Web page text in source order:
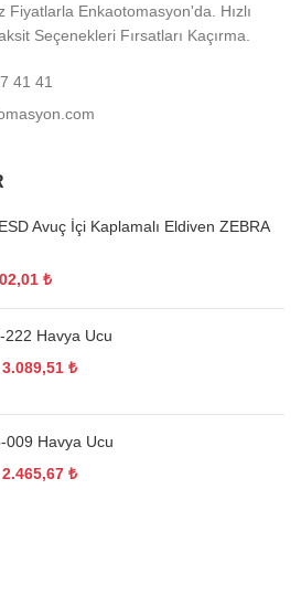
Fiyatlarla Enkaotomasyon'da. Hızlı
Seçenekleri Fırsatları Kaçırma.
41 41
Avuç İçi Kaplamalı Eldiven ZEBRA
₺
222 Havya Ucu
3.089,51 ₺
009 Havya Ucu
2.465,67 ₺